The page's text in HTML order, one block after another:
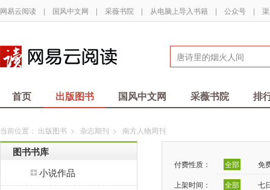
网易云阅读 | 国风中文网 | 采薇书院 | 从电脑上导入书籍 | 公众号 |
首页 出版图书 国风中文网 采薇书院 排
当前位置： 出版图书 > 杂志期刊 > 南方人物周刊
图书书库
小说作品
付费性质： 全部
免
上架时间：
全部
七